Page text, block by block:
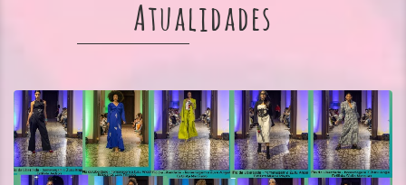
Atualidades